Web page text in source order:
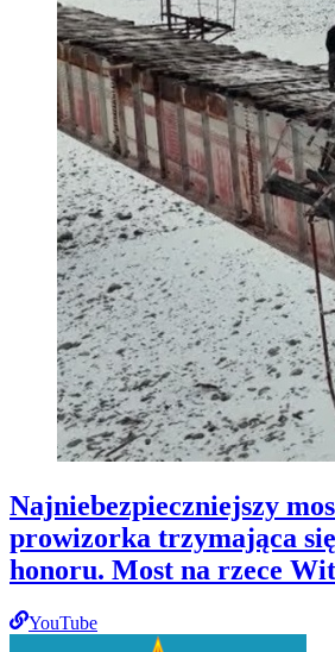
Najniebezpieczniejszy
prowizorka trzymająca się
honoru. Most na rzece
YouTube